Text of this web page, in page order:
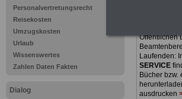
Personalvertretungsrecht
Reisekosten
Umzugskosten
Urlaub
Wissenswertes
Zahlen Daten Fakten
Dialog
Öffentlichen
Laufenden:
SERVICE
Bücher bzw.
ausdrucken